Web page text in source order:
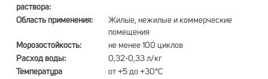
раствора:
Область применения:
Жилые, нежилые и коммерческие
помещения
Морозостойкость:
не менее 100 циклов
Расход воды:
0,32-0,33 л/кг
Температура
от +5 до +30°С